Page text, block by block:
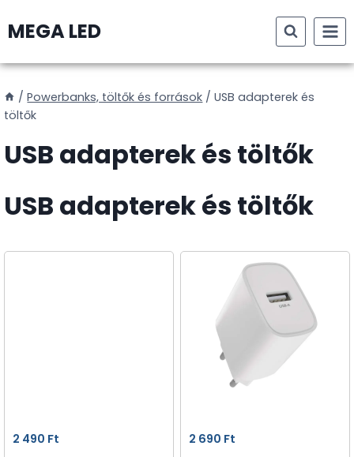
toMEGA LED
/ Powerbanks, töltők és források / USB adapterek és
töltők
USB adapterek és töltők
USB adapterek és töltők
2 490 Ft 2 690 Ft